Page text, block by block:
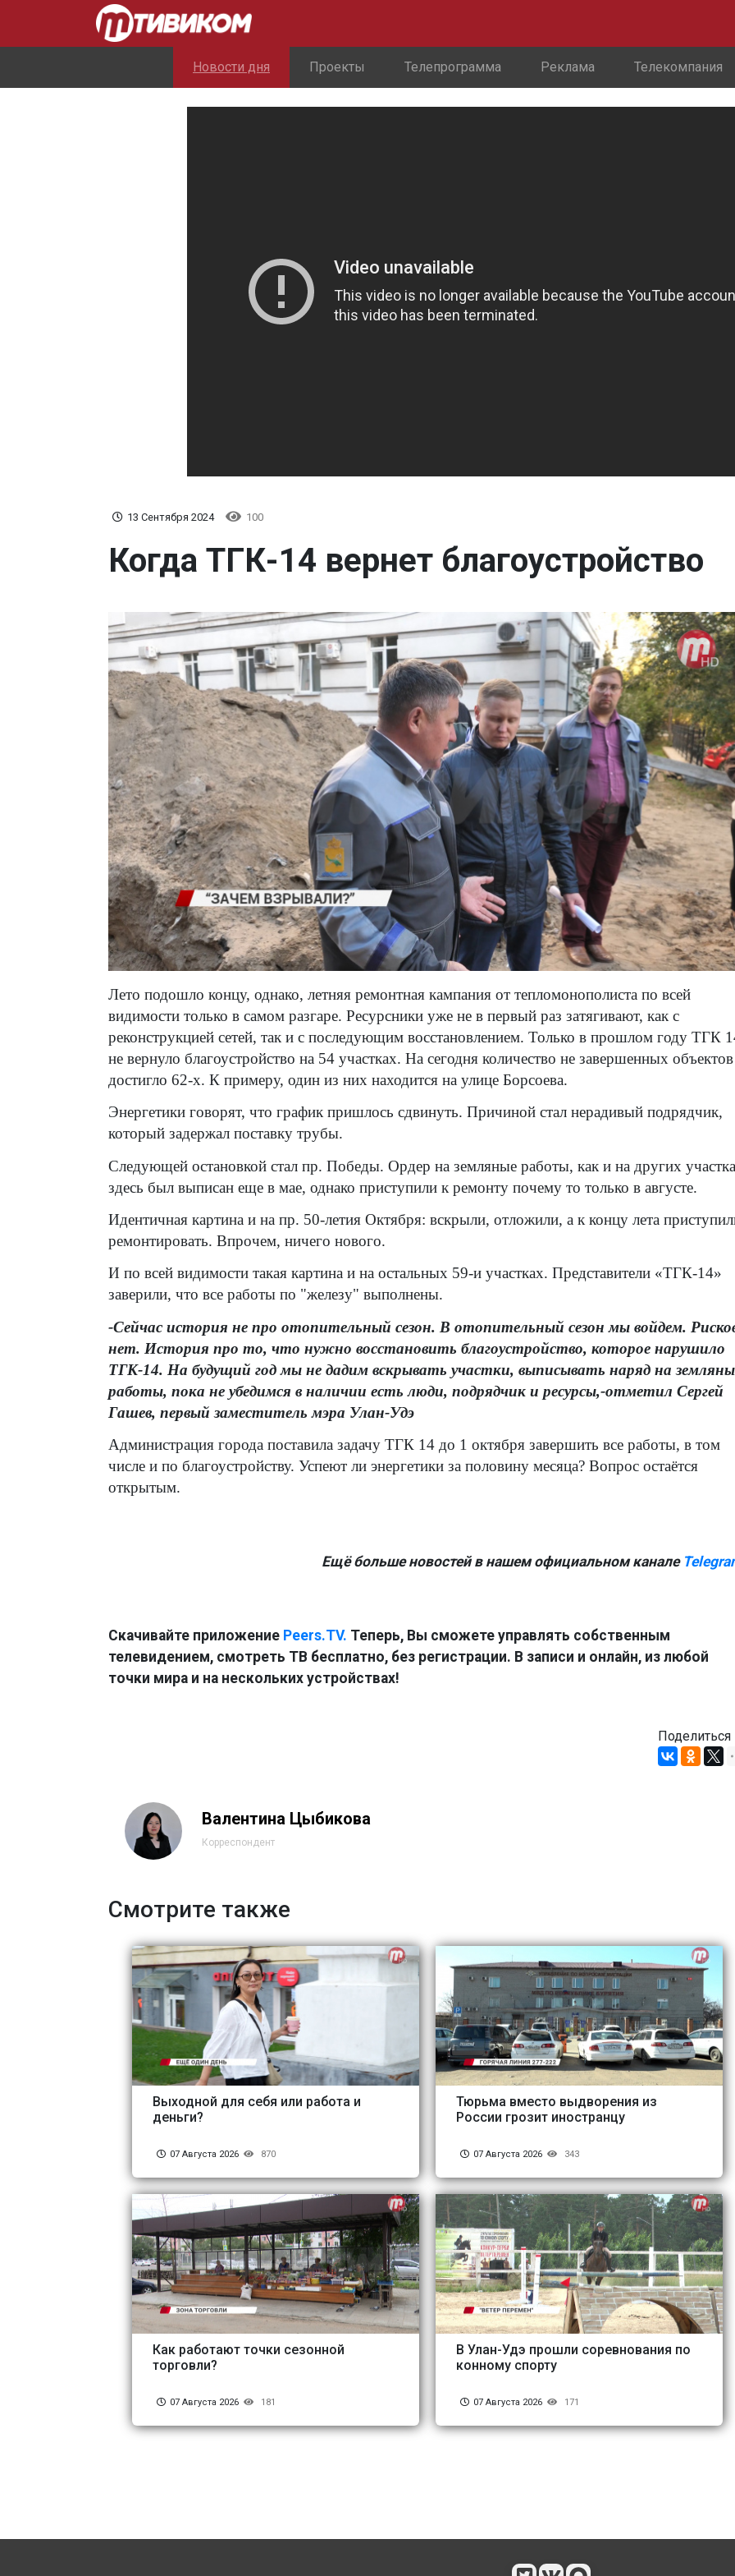
Новости дня Проекты Телепрограмма Реклама Телекомпания
13 Сентября 2024 100
Когда ТГК-14 вернет благоустройство
Лето подошло концу, однако, летняя ремонтная кампания от тепломонополиста по всей
видимости только в самом разгаре. Ресурсники уже не в первый раз затягивают, как с
реконструкцией сетей, так и с последующим восстановлением. Только в прошлом году ТГК
не вернуло благоустройство на 54 участках. На сегодня количество не завершенных объектов
достигло 62-х. К примеру, один из них находится на улице Борсоева.
Энергетики говорят, что график пришлось сдвинуть. Причиной стал нерадивый подрядчик,
который задержал поставку трубы.
Следующей остановкой стал пр. Победы. Ордер на земляные работы, как и на других
здесь был выписан еще в мае, однако приступили к ремонту почему то только в августе.
Идентичная картина и на пр. 50-летия Октября: вскрыли, отложили, а к концу лета
ремонтировать. Впрочем, ничего нового.
И по всей видимости такая картина и на остальных 59-и участках. Представители «ТГК-14»
заверили, что все работы по "железу" выполнены.
-Сейчас история не про отопительный сезон. В отопительный сезон мы войдем.
нет. История про то, что нужно восстановить благоустройство, которое нарушило
ТГК-14. На будущий год мы не дадим вскрывать участки, выписывать наряд на
работы, пока не убедимся в наличии есть люди, подрядчик и ресурсы,-отметил Сергей
Гашев, первый заместитель мэра Улан-Удэ
Администрация города поставила задачу ТГК 14 до 1 октября завершить все работы, в том
числе и по благоустройству. Успеют ли энергетики за половину месяца? Вопрос остаётся
открытым.
Ещё больше новостей в нашем официальном канале
Скачивайте приложение Peers.TV. Теперь, Вы сможете управлять собственным
телевидением, смотреть ТВ бесплатно, без регистрации. В записи и онлайн, из любой
точки мира и на нескольких устройствах!
Поделиться
Валентина Цыбикова
Корреспондент
Смотрите также
Выходной для себя или работа и
деньги?
07 Августа 2026 870
Тюрьма вместо выдворения из
России грозит иностранцу
07 Августа 2026 343
Как работают точки сезонной
торговли?
07 Августа 2026 181
В Улан-Удэ прошли соревнования по
конному спорту
07 Августа 2026 171